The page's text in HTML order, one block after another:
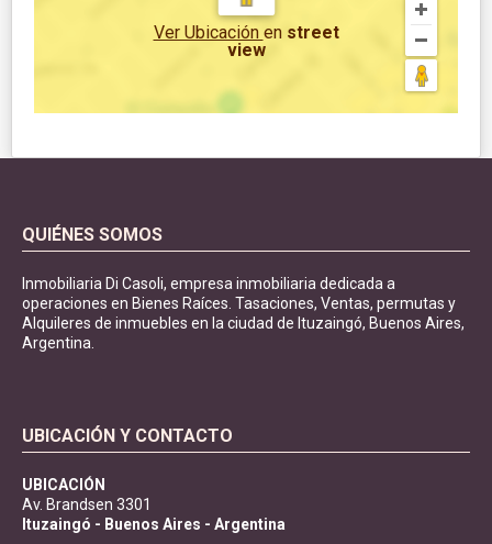
Ver Ubicación en street
view
QUIÉNES SOMOS
Inmobiliaria Di Casoli, empresa inmobiliaria dedicada a
operaciones en Bienes Raíces. Tasaciones, Ventas, permutas y
Alquileres de inmuebles en la ciudad de Ituzaingó, Buenos Aires,
Argentina.
UBICACIÓN Y CONTACTO
UBICACIÓN
Av. Brandsen 3301
Ituzaingó - Buenos Aires - Argentina